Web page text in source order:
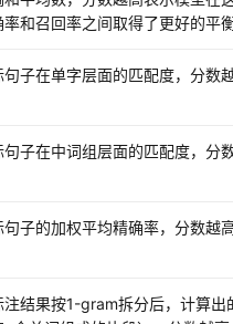
和召回率之间取得了更好的平衡
子在单字层面的匹配度，分数
子在中词组层面的匹配度，分
子的加权平均精确率，分数越
注结果按1-gram拆分后，计算